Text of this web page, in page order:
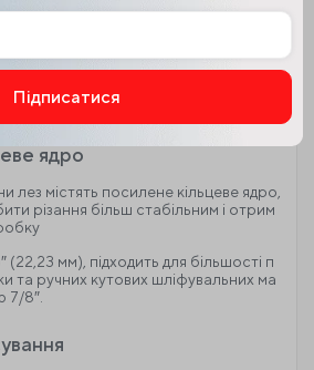
служби,
вищу ефективність роботи та ек
ядро
лез містять посилене кільцеве ядро,
різання більш стабільним і отрим
мм), підходить для більшості п
та ручних кутових шліфувальних ма
7/8″.
Підписатися